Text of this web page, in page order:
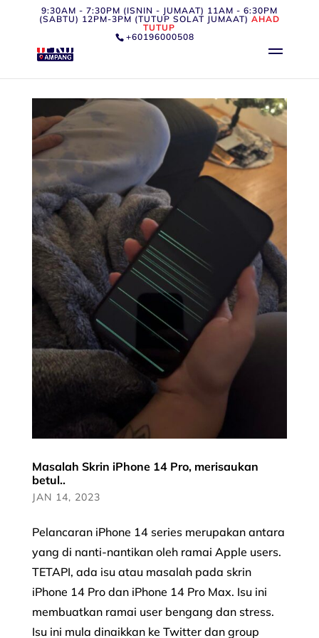
9:30AM - 7:30PM (ISNIN - JUMAAT) 11AM - 6:30PM
(SABTU) 12PM-3PM (TUTUP SOLAT JUMAAT) AHAD
TUTUP
+60196000508
Masalah Skrin iPhone 14 Pro, merisaukan
betul..
JAN 14, 2023
Pelancaran iPhone 14 series merupakan antara
yang di nanti-nantikan oleh ramai Apple users.
TETAPI, ada isu atau masalah pada skrin
iPhone 14 Pro dan iPhone 14 Pro Max. Isu ini
membuatkan ramai user bengang dan stress.
Isu ini mula dinaikkan ke Twitter dan group